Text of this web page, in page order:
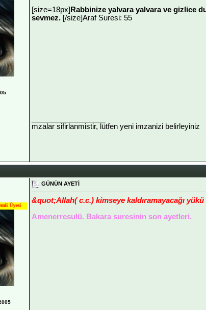
[size=18px] Rabbinize yalvara yalvara ve gizlice
sevmez. [/size]Araf Suresi: 55
mzalar sifirlanmistir, lütfen yeni imzanizi belirleyiniz
GÜNÜN AYETİ
&quot;Allah( c.c.) kimseye kaldıramayacağı
Amenerresulü. Bakara suresinin son ayetleri.